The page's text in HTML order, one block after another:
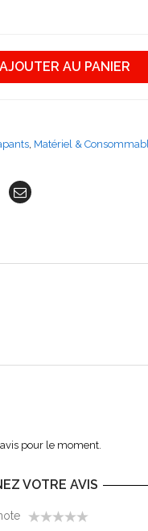
AJOUTER AU PANIER
, Matériel &
pour le moment.
VOTRE AVIS